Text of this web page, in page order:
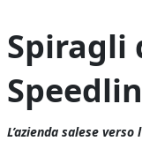
Spiragli
L’azienda salese